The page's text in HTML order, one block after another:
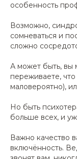
особенность
Возможно,
сомневаться и
сложно
А может быть, вы
переживаете,
маловероятно),
Но быть
больше всех, и
Важно качество
включённость.